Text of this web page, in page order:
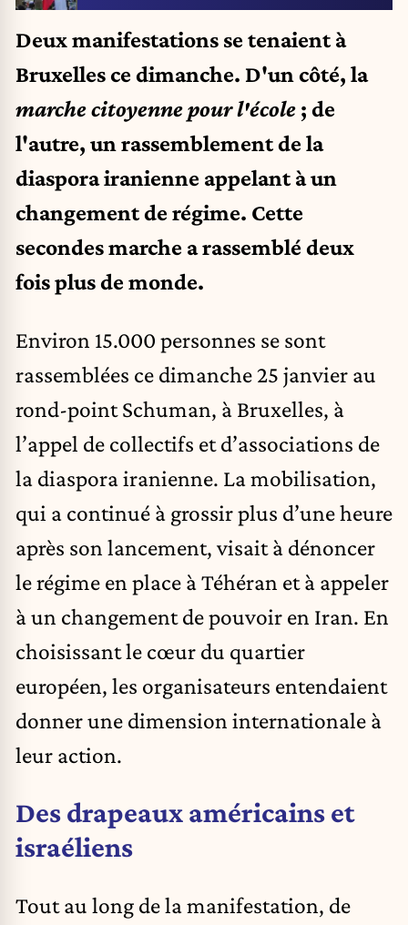
Deux manifestations se tenaient à
Bruxelles ce dimanche. D'un côté, la
marche citoyenne pour l'école ; de
l'autre, un rassemblement de la
diaspora iranienne appelant à un
changement de régime. Cette
secondes marche a rassemblé deux
fois plus de monde.
Environ 15.000 personnes se sont
rassemblées ce dimanche 25 janvier au
rond-point Schuman, à Bruxelles, à
l’appel de collectifs et d’associations de
la diaspora iranienne. La mobilisation,
qui a continué à grossir plus d’une heure
après son lancement, visait à dénoncer
le régime en place à Téhéran et à appeler
à un changement de pouvoir en Iran. En
choisissant le cœur du quartier
européen, les organisateurs entendaient
donner une dimension internationale à
leur action.
Des drapeaux américains et
israéliens
Tout au long de la manifestation, de